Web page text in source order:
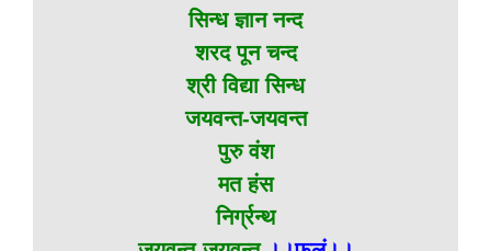
सिन्ध ज्ञान नन्द
शरद पून चन्द
श्री विद्या सिन्ध
जयवन्त-जयवन्त
पुरु वंश
मत हंस
निर्ग्रन्थ